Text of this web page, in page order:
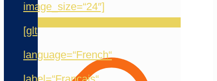
image_size=“24″]
[glt
language=“French“